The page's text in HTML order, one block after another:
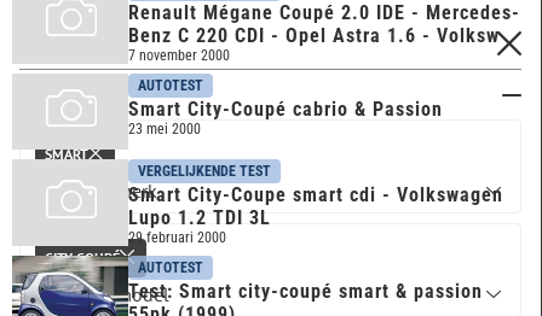
FILTERS
Merk & model
SMART
CITY-COUPÉ
Renault Mégane Coupé 2.0 IDE - Mercedes-
Benz C 220 CDI - Opel Astra 1.6 - Volksw
7 november 2000
AUTOTEST
Smart City-Coupé cabrio & Passion
23 mei 2000
VERGELIJKENDE TEST
Smart City-Coupe smart cdi - Volkswagen
Lupo 1.2 TDI 3L
29 februari 2000
AUTOTEST
Test: Smart city-coupé smart & passion